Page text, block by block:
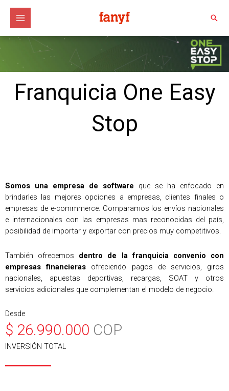
contenido
Franquicia One Easy
Stop
Somos una empresa de software que se ha enfocado en
brindarles las mejores opciones a empresas, clientes finales o
empresas de e-commmerce. Comparamos los envíos nacionales
e internacionales con las empresas mas reconocidas del país,
posibilidad de importar y exportar con precios muy competitivos.
También ofrecemos dentro de la franquicia convenio con
empresas financieras ofreciendo pagos de servicios, giros
nacionales, apuestas deportivas, recargas, SOAT y otros
servicios adicionales que complementan el modelo de negocio.
Desde
$ 26.990.000 COP
INVERSIÓN TOTAL